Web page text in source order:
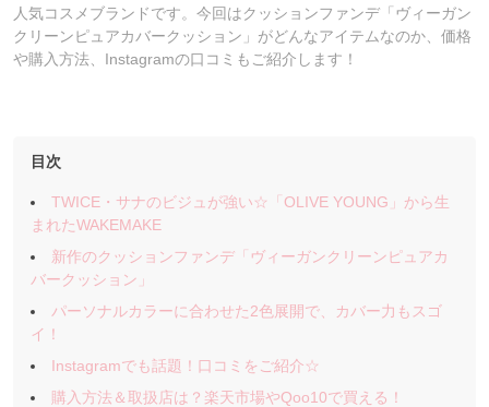
人気コスメブランドです。今回はクッションファンデ「ヴィーガン
クリーンピュアカバークッション」がどんなアイテムなのか、価格
や購入方法、Instagramの口コミもご紹介します！
目次
TWICE・サナのビジュが強い☆「OLIVE YOUNG」から生
まれたWAKEMAKE
新作のクッションファンデ「ヴィーガンクリーンピュアカ
バークッション」
パーソナルカラーに合わせた2色展開で、カバー力もスゴ
イ！
Instagramでも話題！口コミをご紹介☆
購入方法＆取扱店は？楽天市場やQoo10で買える！